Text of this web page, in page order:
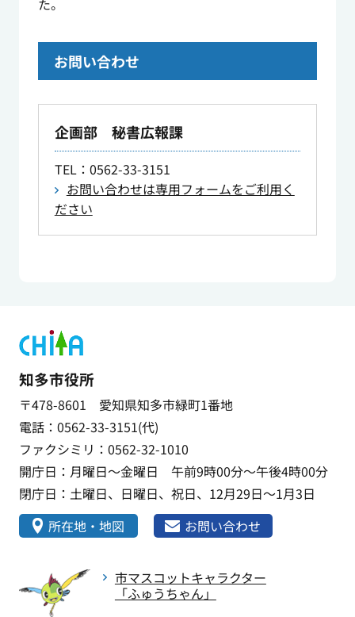
た。
お問い合わせ
企画部 秘書広報課
TEL：0562-33-3151
お問い合わせは専用フォームをご利用く
ださい
知多市役所
〒478-8601 愛知県知多市緑町1番地
電話：0562-33-3151(代)
ファクシミリ：0562-32-1010
開庁日：月曜日～金曜日 午前9時00分～午後4時00分
閉庁日：土曜日、日曜日、祝日、12月29日～1月3日
所在地・地図
お問い合わせ
市マスコットキャラクター
「ふゅうちゃん」